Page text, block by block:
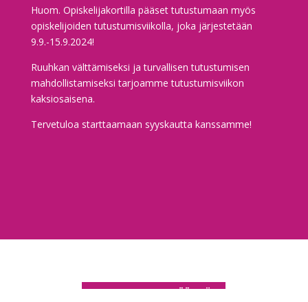
Huom. Opiskelijakortilla pääset tutustumaan myös
opiskelijoiden tutustumisviikolla, joka järjestetään
9.9.-15.9.2024!
Ruuhkan välttämiseksi ja turvallisen tutustumisen
mahdollistamiseksi tarjoamme tutustumisviikon
kaksiosaisena.
Tervetuloa starttaamaan syyskautta kanssamme!
TANSSIKOULUN SÄÄNNÖT